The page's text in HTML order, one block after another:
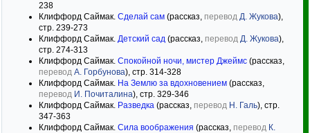
238
Клиффорд Саймак. Сделай сам (рассказ, перевод Д. Жукова),
стр. 239-273
Клиффорд Саймак. Детский сад (рассказ, перевод Д. Жукова),
стр. 274-313
Клиффорд Саймак. Спокойной ночи, мистер Джеймс (рассказ,
перевод А. Горбунова), стр. 314-328
Клиффорд Саймак. На Землю за вдохновением (рассказ,
перевод И. Почиталина), стр. 329-346
Клиффорд Саймак. Разведка (рассказ, перевод Н. Галь), стр.
347-363
Клиффорд Саймак. Сила воображения (рассказ, перевод К.